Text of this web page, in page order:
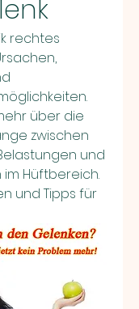
rechtes
über die
zwischen
und
Hüftbereich.
und Tipps für